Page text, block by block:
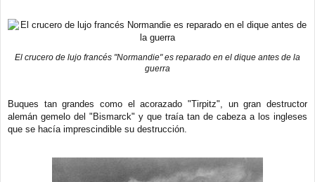
El crucero de lujo francés "Normandie" es reparado en el dique antes de la
guerra
Buques tan grandes como el acorazado "Tirpitz", un gran destructor
alemán gemelo del "Bismarck" y que traía tan de cabeza a los ingleses
que se hacía imprescindible su destrucción.